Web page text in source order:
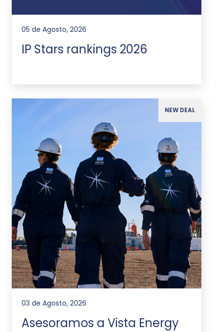
05 de Agosto, 2026
IP Stars rankings 2026
NEW DEAL
03 de Agosto, 2026
Asesoramos a Vista Energy